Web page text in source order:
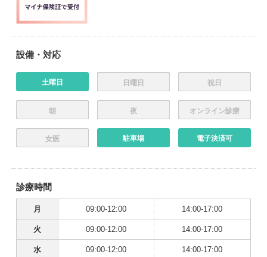
設備・対応
土曜日 日曜日 祝日
朝 夜 オンライン診療
女医 駐車場 電子決済可
診療時間
月 09:00-12:00 14:00-17:00
火 09:00-12:00 14:00-17:00
水 09:00-12:00 14:00-17:00